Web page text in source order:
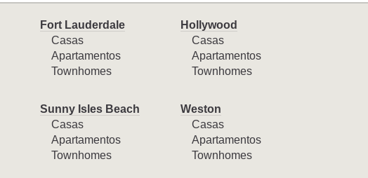
Fort Lauderdale
Casas
Apartamentos
Townhomes
Hollywood
Casas
Apartamentos
Townhomes
Sunny Isles Beach
Casas
Apartamentos
Townhomes
Weston
Casas
Apartamentos
Townhomes